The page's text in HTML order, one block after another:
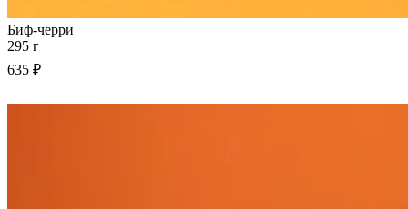
Биф-черри
295 г
635 ₽